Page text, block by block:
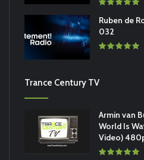
Ruben de
032
Trance Century TV
Armin van
World Is
Video)